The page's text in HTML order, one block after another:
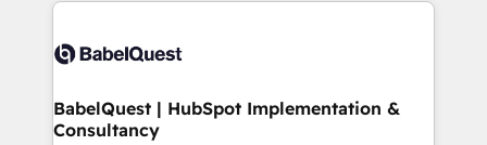
scalable retainers. Let’s make HubSpot your most
powerful growth engine. Built to convert, scale, and
custom API integrations • AI governance for
Boutique 'Elite' team of 12 • 150+ clients across Sales
Hub, Marketing Hub, Service Hub, Data Hub and
BabelQuest | HubSpot Implementation &
Consultancy